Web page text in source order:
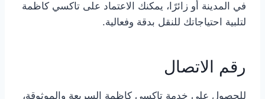
في المدينة أو زائرًا، يمكنك الاعتماد على تاكسي كاظمة
لتلبية احتياجاتك للنقل بدقة وفعالية.
رقم الاتصال
للحصول على خدمة تاكسي كاظمة السريعة والموثوقة،